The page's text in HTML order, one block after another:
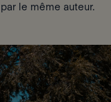
le même auteur.